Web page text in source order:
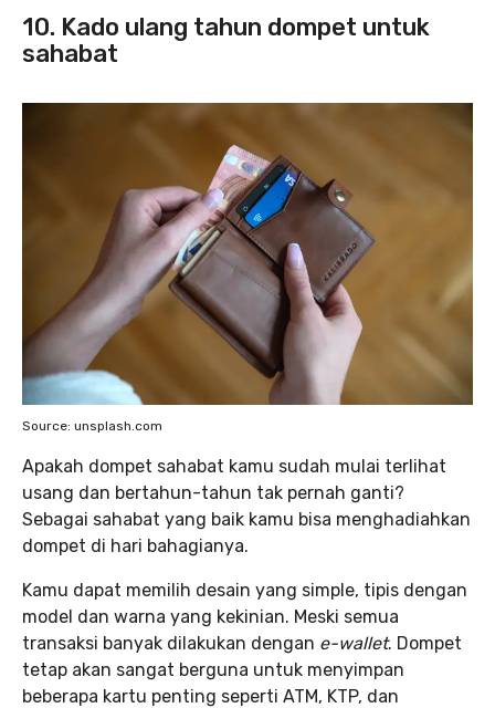
10. Kado ulang tahun dompet untuk
sahabat
Source: unsplash.com
Apakah dompet sahabat kamu sudah mulai terlihat
usang dan bertahun-tahun tak pernah ganti?
Sebagai sahabat yang baik kamu bisa menghadiahkan
dompet di hari bahagianya.
Kamu dapat memilih desain yang simple, tipis dengan
model dan warna yang kekinian. Meski semua
transaksi banyak dilakukan dengan e-wallet. Dompet
tetap akan sangat berguna untuk menyimpan
beberapa kartu penting seperti ATM, KTP, dan